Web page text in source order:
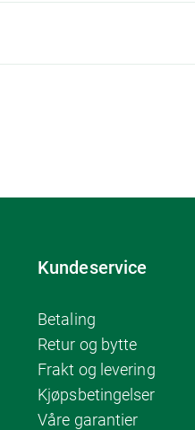
Kundeservice
Betaling
Retur og bytte
Frakt og levering
Kjøpsbetingelser
Våre garantier